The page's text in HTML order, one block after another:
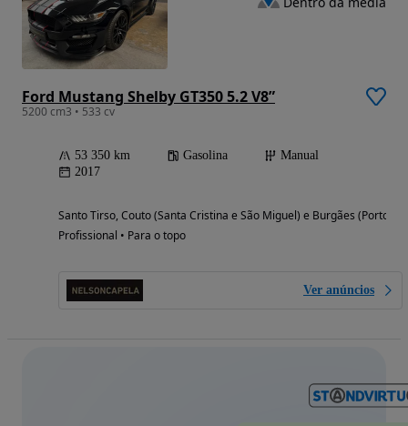
Ford Mustang Shelby GT350 5.2 V8”
5200 cm3 • 533 cv
53 350 km Gasolina
Manual
2017
Santo Tirso, Couto (Santa Cristina e São Miguel) e Burgães (Porto)
Profissional • Para o topo
Ver anúncios